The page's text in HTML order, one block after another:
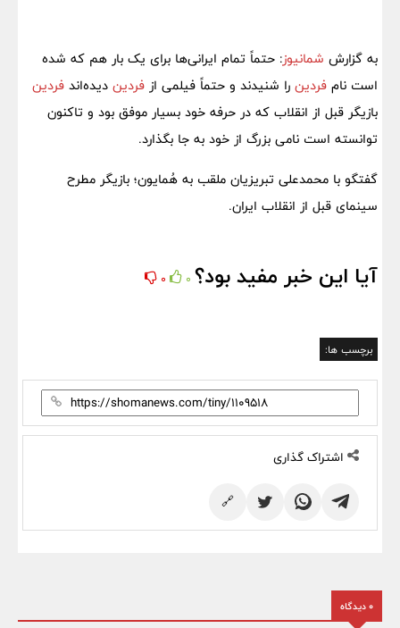
به گزارش شمانیوز: حتماً تمام ایرانی‌ها برای یک بار هم که شده
است نام فردین را شنیدند و حتماً فیلمی از فردین دیده‌اند فردین
بازیگر قبل از انقلاب که در حرفه خود بسیار موفق بود و تاکنون
توانسته است نامی بزرگ از خود به جا بگذارد.
گفتگو با محمدعلی تبریزیان ملقب به هُمایون؛ بازیگر مطرح
سینمای قبل از انقلاب ایران.
آیا این خبر مفید بود؟ 0
0
برچسب ها:
اشتراک گذاری
🔗
0 دیدگاه